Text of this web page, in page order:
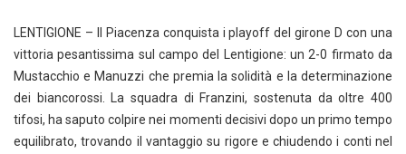
LENTIGIONE – Il Piacenza conquista i playoff del girone D con una
vittoria pesantissima sul campo del Lentigione: un 2-0 firmato da
Mustacchio e Manuzzi che premia la solidità e la determinazione
dei biancorossi. La squadra di Franzini, sostenuta da oltre 400
tifosi, ha saputo colpire nei momenti decisivi dopo un primo tempo
equilibrato, trovando il vantaggio su rigore e chiudendo i conti nel